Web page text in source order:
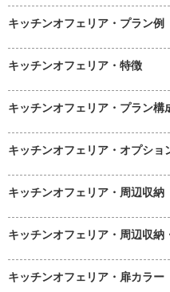
キッチンオフェリア・プラン例
キッチンオフェリア・特徴
キッチンオフェリア・プラン構
キッチンオフェリア・オプショ
キッチンオフェリア・周辺収納
キッチンオフェリア・周辺収納
キッチンオフェリア・扉カラー